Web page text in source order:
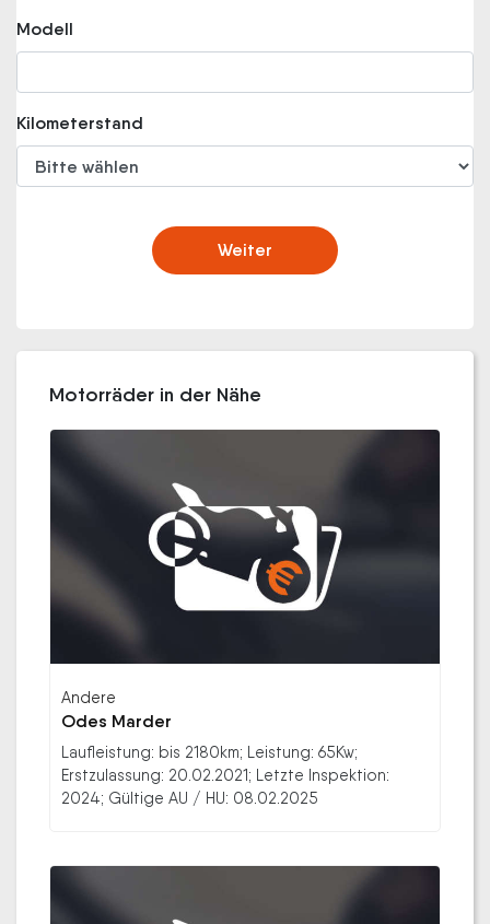
Modell
Kilometerstand
Weiter
Motorräder in der Nähe
Andere
Odes Marder
Laufleistung: bis 2180km; Leistung: 65Kw;
Erstzulassung: 20.02.2021; Letzte Inspektion:
2024; Gültige AU / HU: 08.02.2025